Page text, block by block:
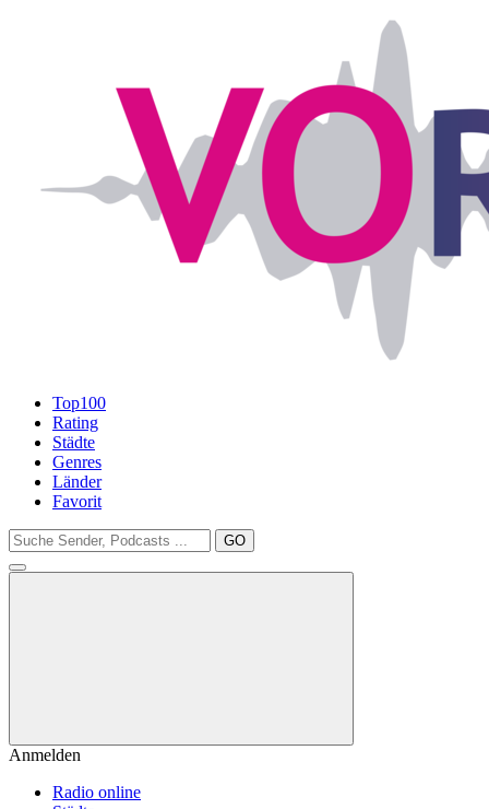
Top100
Rating
Städte
Genres
Länder
Favorit
GO
Anmelden
Radio online